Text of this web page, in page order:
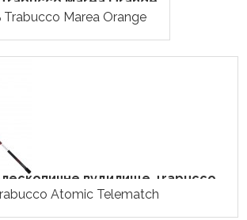
Trabucco Marea Orange
вудилище Trabucco...
Atomic Telematch